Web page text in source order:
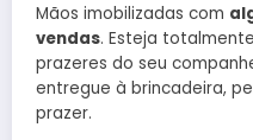
Mãos imobilizadas com
vendas. Esteja
prazeres do seu
entregue à brincadeira,
prazer.